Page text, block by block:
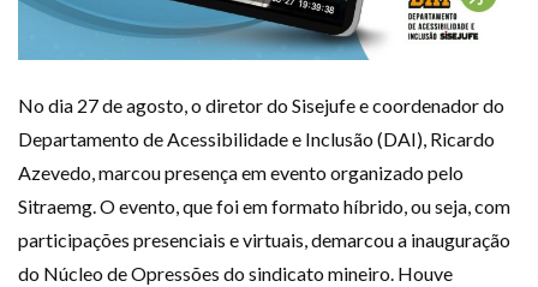
No dia 27 de agosto, o diretor do Sisejufe e coordenador do
Departamento de Acessibilidade e Inclusão (DAI), Ricardo
Azevedo, marcou presença em evento organizado pelo
Sitraemg. O evento, que foi em formato híbrido, ou seja, com
participações presenciais e virtuais, demarcou a inauguração
do Núcleo de Opressões do sindicato mineiro. Houve